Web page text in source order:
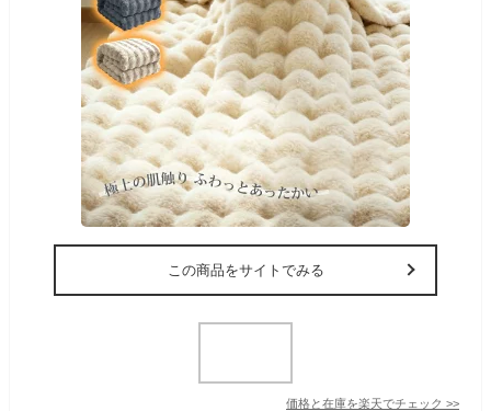
この商品をサイトでみる
価格と在庫を楽天でチェック >>